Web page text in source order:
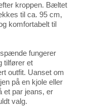
kroppen. Bæltet
til ca. 95 cm,
komfortabelt til
fungerer
tilfører et
outfit. Uanset om
på en kjole eller
et par jeans, er
valg.